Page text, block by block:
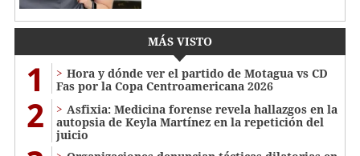
MÁS VISTO
1
Hora y dónde ver el partido de Motagua vs CD
Fas por la Copa Centroamericana 2026
2
Asfixia: Medicina forense revela hallazgos en la
autopsia de Keyla Martínez en la repetición del
juicio